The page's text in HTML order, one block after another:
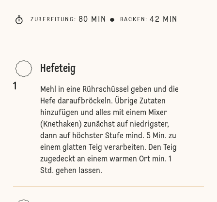
ZUBEREITUNG : 80 MIN BACKEN : 42 MIN
1
Hefeteig
Mehl in eine Rührschüssel geben und die
Hefe daraufbröckeln. Übrige Zutaten
hinzufügen und alles mit einem Mixer
(Knethaken) zunächst auf niedrigster,
dann auf höchster Stufe mind. 5 Min. zu
einem glatten Teig verarbeiten. Den Teig
zugedeckt an einem warmen Ort min. 1
Std. gehen lassen.